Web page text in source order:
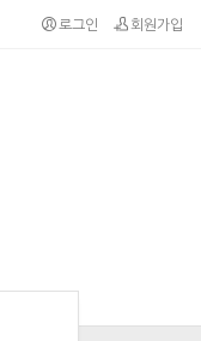
로그인 회원가입